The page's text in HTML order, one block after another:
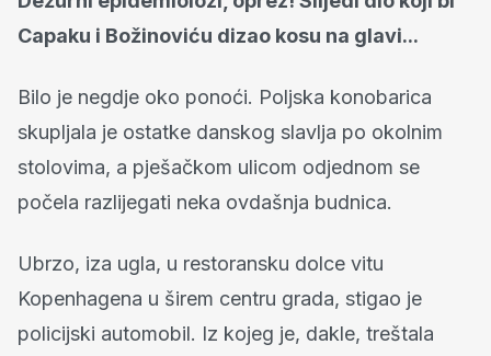
Capaku i Božinoviću dizao kosu na glavi...
Bilo je negdje oko ponoći. Poljska konobarica
skupljala je ostatke danskog slavlja po okolnim
stolovima, a pješačkom ulicom odjednom se
počela razlijegati neka ovdašnja budnica.
Ubrzo, iza ugla, u restoransku dolce vitu
Kopenhagena u širem centru grada, stigao je
policijski automobil. Iz kojeg je, dakle, treštala